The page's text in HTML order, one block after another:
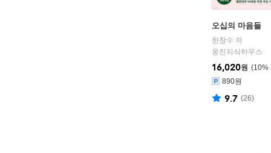
오십의 마음들
한창수 저
웅진지식하우스
10%
16,020원
890원
9.7 (26)